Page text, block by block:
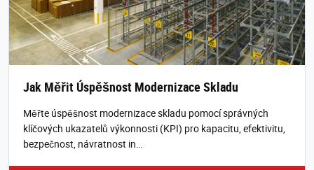
Jak Měřit Úspěšnost Modernizace Skladu
Měřte úspěšnost modernizace skladu pomocí správných
klíčových ukazatelů výkonnosti (KPI) pro kapacitu, efektivitu,
bezpečnost, návratnost in…